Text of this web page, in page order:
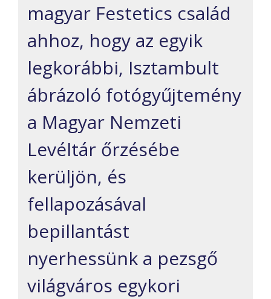
magyar Festetics család
ahhoz, hogy az egyik
legkorábbi, Isztambult
ábrázoló fotógyűjtemény
a Magyar Nemzeti
Levéltár őrzésébe
kerüljön, és
fellapozásával
bepillantást
nyerhessünk a pezsgő
világváros egykori